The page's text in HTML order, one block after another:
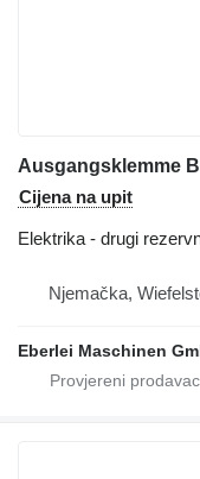
Cijena na upit
Elektrika - drugi
Njemačka,
Eberlei Maschinen